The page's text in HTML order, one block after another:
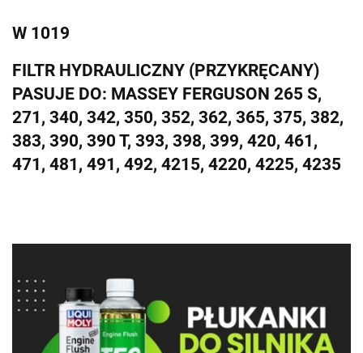
W 1019
FILTR HYDRAULICZNY (PRZYKRĘCANY)
PASUJE DO: MASSEY FERGUSON 265 S,
271, 340, 342, 350, 352, 362, 365, 375, 382,
383, 390, 390 T, 393, 398, 399, 420, 461,
471, 481, 491, 492, 4215, 4220, 4225, 4235